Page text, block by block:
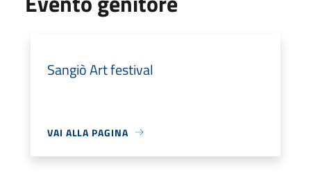
Sangiò Art festival
VAI ALLA PAGINA